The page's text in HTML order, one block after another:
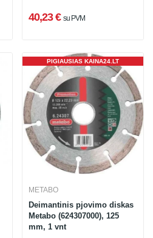
40,23 € su PVM
PIGIAUSIAS KAINA24.LT
METABO
Deimantinis pjovimo diskas
Metabo (624307000), 125
mm, 1 vnt